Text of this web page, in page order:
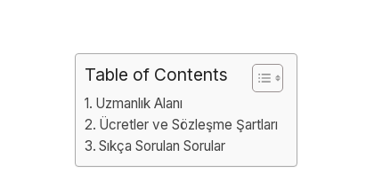
Table of Contents
Uzmanlık Alanı
Ücretler ve Sözleşme Şartları
Sıkça Sorulan Sorular